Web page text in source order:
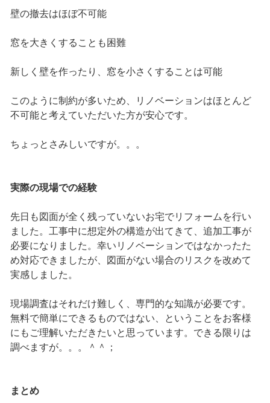
壁の撤去はほぼ不可能
窓を大きくすることも困難
新しく壁を作ったり、窓を小さくすることは可能
このように制約が多いため、リノベーションはほとんど
不可能と考えていただいた方が安心です。
ちょっとさみしいですが。。。
実際の現場での経験
先日も図面が全く残っていないお宅でリフォームを行い
ました。工事中に想定外の構造が出てきて、追加工事が
必要になりました。幸いリノベーションではなかったた
め対応できましたが、図面がない場合のリスクを改めて
実感しました。
現場調査はそれだけ難しく、専門的な知識が必要です。
無料で簡単にできるものではない、ということをお客様
にもご理解いただきたいと思っています。できる限りは
調べますが。。。＾＾；
まとめ